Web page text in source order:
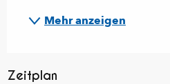
Mehr anzeigen
Zeitplan